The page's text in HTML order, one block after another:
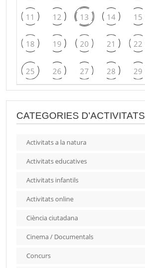
11 12 13 14 15
18 19 20 21 22
25 26 27 28 29
CATEGORIES D'ACTIVITATS
Activitats a la natura
Activitats educatives
Activitats infantils
Activitats online
Ciència ciutadana
Cinema / Documentals
Concurs